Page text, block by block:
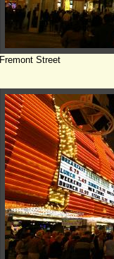
Fremont Street